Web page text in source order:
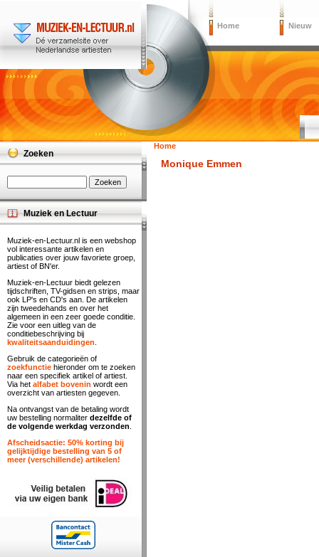
Home Nieuw
Home
Monique Emmen
Zoeken
Muziek en Lectuur
Muziek-en-Lectuur.nl is een webshop
vol interessante artikelen en
publicaties over jouw favoriete groep,
artiest of BN'er.
Muziek-en-Lectuur biedt gelezen
tijdschriften, TV-gidsen en strips, maar
ook LP's en CD's aan. De artikelen
zijn tweedehands en over het
algemeen in een zeer goede conditie.
Zie voor een uitleg van de
conditiebeschrijving bij
kwaliteitsaanduidingen
Gebruik de categorieën of
zoekfunctie hieronder om te zoeken
naar een specifiek artikel of artiest.
Via het alfabet bovenin wordt een
overzicht van artiesten gegeven.
Na ontvangst van de betaling wordt
uw bestelling normaliter dezelfde of
de volgende werkdag verzonden
Afscheidsactie: 50% korting bij
gelijktijdige bestelling van 5 of
meer (verschillende) artikelen!